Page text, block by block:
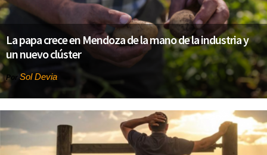
La papa crece en Mendoza de la mano de la industria y
un nuevo clúster
Por Sol Devia